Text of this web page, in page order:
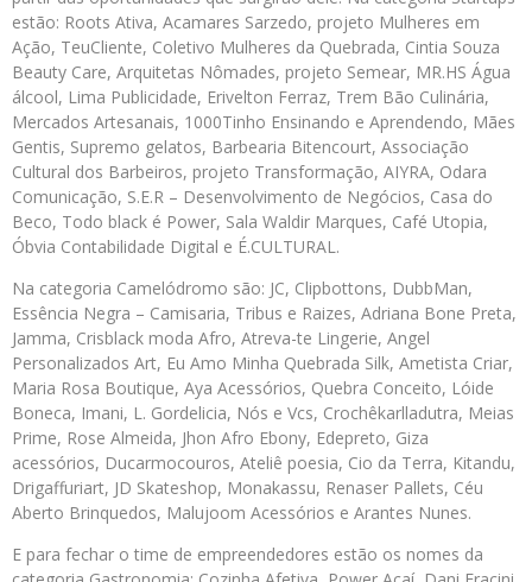
estão: Roots Ativa, Acamares Sarzedo, projeto Mulheres em
Ação, TeuCliente, Coletivo Mulheres da Quebrada, Cintia Souza
Beauty Care, Arquitetas Nômades, projeto Semear, MR.HS Água
álcool, Lima Publicidade, Erivelton Ferraz, Trem Bão Culinária,
Mercados Artesanais, 1000Tinho Ensinando e Aprendendo, Mães
Gentis, Supremo gelatos, Barbearia Bitencourt, Associação
Cultural dos Barbeiros, projeto Transformação, AIYRA, Odara
Comunicação, S.E.R – Desenvolvimento de Negócios, Casa do
Beco, Todo black é Power, Sala Waldir Marques, Café Utopia,
Óbvia Contabilidade Digital e É.CULTURAL.
Na categoria Camelódromo são: JC, Clipbottons, DubbMan,
Essência Negra – Camisaria, Tribus e Raizes, Adriana Bone Preta,
Jamma, Crisblack moda Afro, Atreva-te Lingerie, Angel
Personalizados Art, Eu Amo Minha Quebrada Silk, Ametista Criar,
Maria Rosa Boutique, Aya Acessórios, Quebra Conceito, Lóide
Boneca, Imani, L. Gordelicia, Nós e Vcs, Crochêkarlladutra, Meias
Prime, Rose Almeida, Jhon Afro Ebony, Edepreto, Giza
acessórios, Ducarmocouros, Ateliê poesia, Cio da Terra, Kitandu,
Drigaffuriart, JD Skateshop, Monakassu, Renaser Pallets, Céu
Aberto Brinquedos, Malujoom Acessórios e Arantes Nunes.
E para fechar o time de empreendedores estão os nomes da